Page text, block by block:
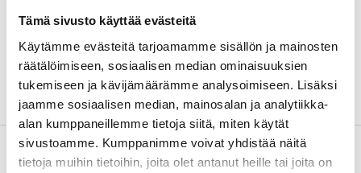
Tämä sivusto käyttää evästeitä
Käytämme evästeitä tarjoamamme sisällön ja mainosten
räätälöimiseen, sosiaalisen median ominaisuuksien
tukemiseen ja kävijämäärämme analysoimiseen. Lisäksi
jaamme sosiaalisen median, mainosalan ja analytiikka-
alan kumppaneillemme tietoja siitä, miten käytät
sivustoamme. Kumppanimme voivat yhdistää näitä
tietoja muihin tietoihin, joita olet antanut heille tai joita on
Djup
150 mm
Om tillverkaren